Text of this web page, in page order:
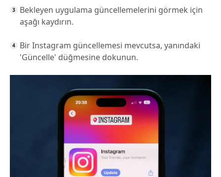
Bekleyen uygulama güncellemelerini görmek için
aşağı kaydırın.
Bir Instagram güncellemesi mevcutsa, yanındaki
'Güncelle' düğmesine dokunun.